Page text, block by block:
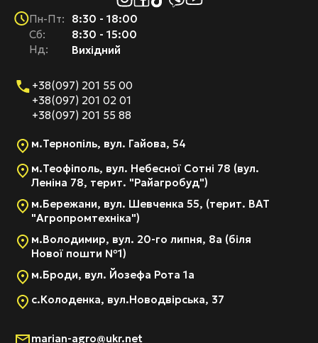
Пн-Пт:
Cб:
Нд:
8:30 - 18:00
8:30 - 15:00
Вихідний
+38(097) 201 55 00
+38(097) 201 02 01
+38(097) 201 55 88
м.Тернопіль, вул. Гайова, 54
м.Теофіполь, вул. Небесної Сотні 78 (вул.
Леніна 78, терит. "Райагробуд")
м.Бережани, вул. Шевченка 55, (терит. ВАТ
"Агропромтехніка")
м.Володимир, вул. 20-го липня, 8а (біля
Нової пошти №1)
м.Броди, вул. Йозефа Рота 1а
с.Колоденка, вул.Новодвірська, 37
marian-agro@ukr.net